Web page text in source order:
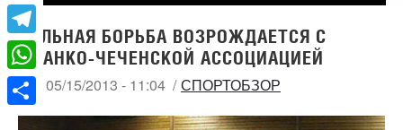
ВОЛЬНАЯ БОРЬБА ВОЗРОЖДАЕТСЯ С
ФРАНКО-ЧЕЧЕНСКОЙ АССОЦИАЦИЕЙ
СР, 05/15/2013 - 11:04 СПОРТОБЗОР
Twitter
Telegram
WhatsApp
Share